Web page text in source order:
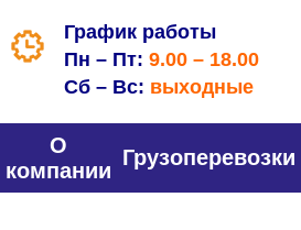
График работы
Пн – Пт: 9.00 – 18.00
Сб – Вс: выходные
О
компании
Грузоперевозки